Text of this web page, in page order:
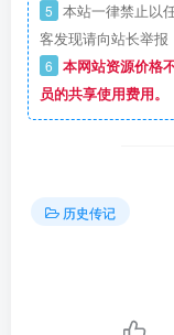
5 本站一律禁止以
客发现请向站长举报
6 本网站资源价格
员的共享使用费用。
历史传记